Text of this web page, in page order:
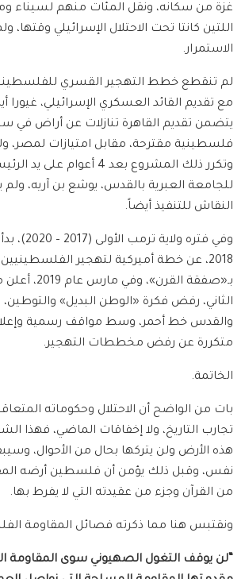
غزة من سكانه، ونقل المئات منهم لسيناء
اللتين كانتا تحت الاحتلال الإسرائيلي وقتها،
الاستمرار.
مع تقديم القائد العسكري الإسرائيلي، غيورا
يتضمن تقديم القاهرة تنازلات عن أراض في
فلسطينية مقترحة، مقابل امتيازات لمصر،
وتكرر ذلك المشروع بعد 4 أعوام
للجامعة العبرية بالقدس، يوشع بن آريه،
النقاش للتنفيذ أيضاً.
وفي فتره
2018، عن خطة أميركية لتهجير
بـ«صفقة
الثاني، رفض فكرة «الوطن البديل»
والقدس خط أحمر، وسط مواقف رسمية
متكررة عن رفض مخططات التهجير.
الخاتمة.
بات من الواضح أن الاحتلال وحكوماته
تجارب التاريخ، ولا إخفاقات الماضي، فهذا
هذه الأرض ولن يتركها بحال من الأحوال،
نفس، وقبل ذلك يؤمن أن فلسطين أرضه
من القرآن وجزء من عقيدته التي لا يفرط بها.
ونقتبس هنا مما ذكرته فصائل المقاومة
“لن يوقف التغول الصهيوني سوى المقاومة